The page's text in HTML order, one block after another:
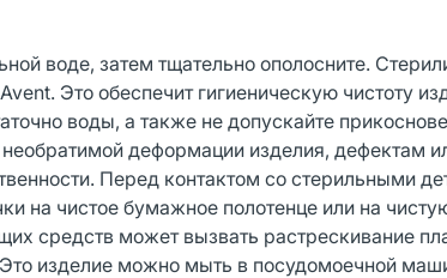
воде, затем тщательно ополосните.
Это обеспечит гигиеническую чистоту
воды, а также не допускайте
деформации изделия, дефектам
Перед контактом со стерильными
на чистое бумажное полотенце или на
средств может вызвать растрескивание
изделие можно мыть в посудомоечной